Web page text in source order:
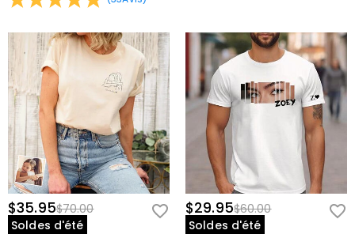
$35.95$70.00
Soldes d'été
$29.95$60.00
Soldes d'été